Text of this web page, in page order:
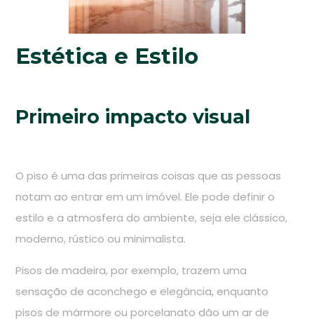
Estética e Estilo
Primeiro impacto visual
O piso é uma das primeiras coisas que as pessoas
notam ao entrar em um imóvel. Ele pode definir o
estilo e a atmosfera do ambiente, seja ele clássico,
moderno, rústico ou minimalista.
Pisos de madeira, por exemplo, trazem uma
sensação de aconchego e elegância, enquanto
pisos de mármore ou porcelanato dão um ar de